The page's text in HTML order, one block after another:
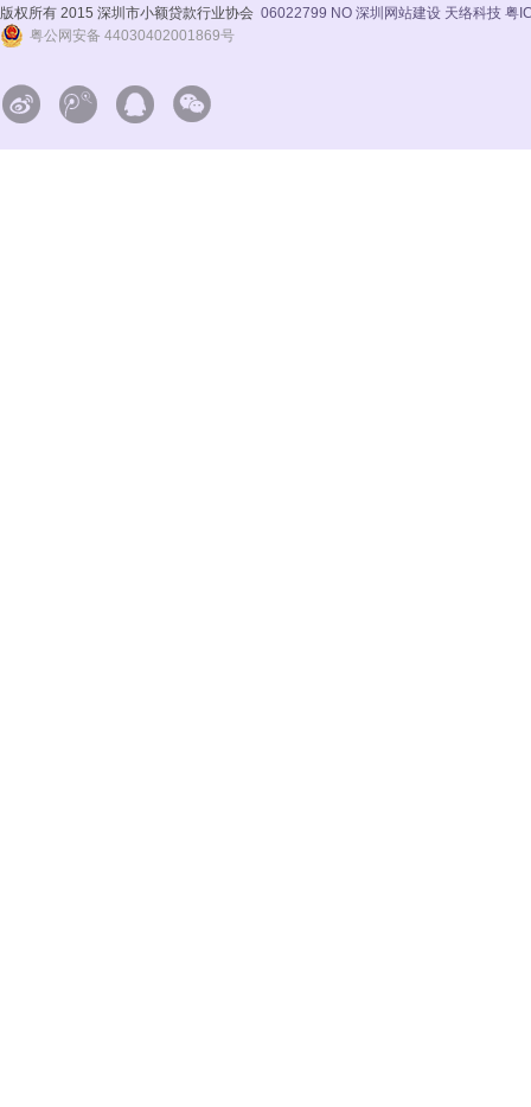
版权所有 2015 深圳市小额贷款行业协会 06022799 NO 深圳网站建设 天络科技 粤
粤公网安备 44030402001869号
   